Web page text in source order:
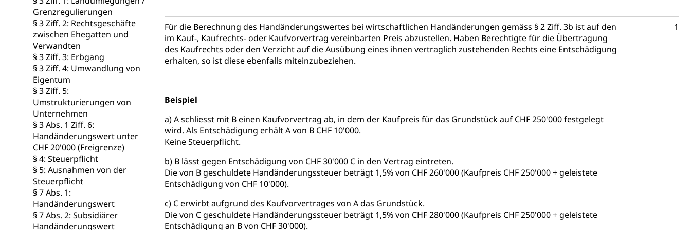
Grenzregulierungen
§ 3 Ziff. 2: Rechtsgeschäfte
zwischen Ehegatten und
Verwandten
§ 3 Ziff. 3: Erbgang
§ 3 Ziff. 4: Umwandlung von
Eigentum
§ 3 Ziff. 5:
Umstrukturierungen von
Unternehmen
§ 3 Abs. 1 Ziff. 6:
Handänderungswert unter
CHF 20'000 (Freigrenze)
§ 4: Steuerpflicht
§ 5: Ausnahmen von der
Steuerpflicht
§ 7 Abs. 1:
Handänderungswert
§ 7 Abs. 2: Subsidiärer
Handänderungswert
Für die Berechnung des Handänderungswertes bei wirtschaftlichen Handänderungen gemäss § 2 Ziff. 3b ist auf den
im Kauf-, Kaufrechts- oder Kaufvorvertrag vereinbarten Preis abzustellen. Haben Berechtigte für die Übertragung
des Kaufrechts oder den Verzicht auf die Ausübung eines ihnen vertraglich zustehenden Rechts eine Entschädigung
erhalten, so ist diese ebenfalls miteinzubeziehen.
Beispiel
a) A schliesst mit B einen Kaufvorvertrag ab, in dem der Kaufpreis für das Grundstück auf CHF 250'000 festgelegt
wird. Als Entschädigung erhält A von B CHF 10'000.
Keine Steuerpflicht.
b) B lässt gegen Entschädigung von CHF 30'000 C in den Vertrag eintreten.
Die von B geschuldete Handänderungssteuer beträgt 1,5% von CHF 260'000 (Kaufpreis CHF 250'000 + geleistete
Entschädigung von CHF 10'000).
c) C erwirbt aufgrund des Kaufvorvertrages von A das Grundstück.
Die von C geschuldete Handänderungssteuer beträgt 1,5% von CHF 280'000 (Kaufpreis CHF 250'000 + geleistete
Entschädigung an B von CHF 30'000).
1
Fach- & Wirtschafts-Mittelschulzentrum FMZ
Gymnasialbildung, Kantonsschulen
Gymnasien & Fachmittelschulen (beruf.lu.ch)
Studienwahl- und Studienbearatung
Fachklasse Grafik
Gesundheitsmittelschule
Informatikmittelschule Wirtschaftsmittelschule FMS und Vollzeitschulen mit BM
Schulpflicht, Schulobligatorium, Primarschule, Sekundarschule, Schulferien, Tagesschule, Schulergänzende Betreuung, Logopädie,
Psychomotorik, Schulpsychologie, Schulsozialarbeit, Heilpädagogik und Sonderschulen
Kantonale Sportcamps Primarschule Sekundarschule Schulpflicht Kindergarten & Basisstufe
Förderangebote
Sonderschulung
Musikschulen Schulferien
Stipendien und Darlehen
Studienbeihilfe, Stipendien, Ausbildungsdarlehen
Fachstelle Stipendien (beruf.lu.ch)
Finanzielle Unterstützung Pädagogische Hochschule PHLU
Stipendien Hochschule Luzern hslu
Technische Hochschule, Studium, Hochschulstudium, Universitätsstudium, universitäre Ausbildung, akademische Ausbildung,
Hochschulbildung, Hochschule, universitäre Hochschule, Bachelor, Master, Doktorat, Weiterbildung, Forschung, Entwicklung, Dienstleistungen,
Hochschule Luzern, Fachhochschule Zentralschweiz, HSLU, Pädagogische Hochschule Luzern, PH Luzern, UniLU, swissuniversities
(Dachorganisation der Schweizer Hochschulen)
swissuniversities Universität Luzern Fachstelle Hochschulbildung
Vorschule
Kindergarten, Kinderkrippe, Krippe, Kinderhort, Kindertagesstätte, Spielgruppe, Tagesmutter, Freiwilliges Kindergarten Jahr
Kinderbetreuung Freiwilliges Kindergarten Jahr Frühe Sprachförderung
Frühe Förderung
Gesundheit und Soziales